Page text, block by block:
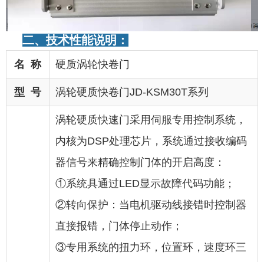
二、技术性能说明 ：
名 称 硬质涡轮快卷门
型 号 涡轮硬质快卷门JD-KSM30T系列
涡轮硬质快速门采用伺服专用控制系统，
内核为DSP处理芯片，系统通过接收编码
器信号来精确控制门体的开启高度：
①系统具通过LED显示故障代码功能；
②转向保护：当电机驱动线接错时控制器
直接报错，门体停止动作；
③专用系统的扭力环，位置环，速度环三